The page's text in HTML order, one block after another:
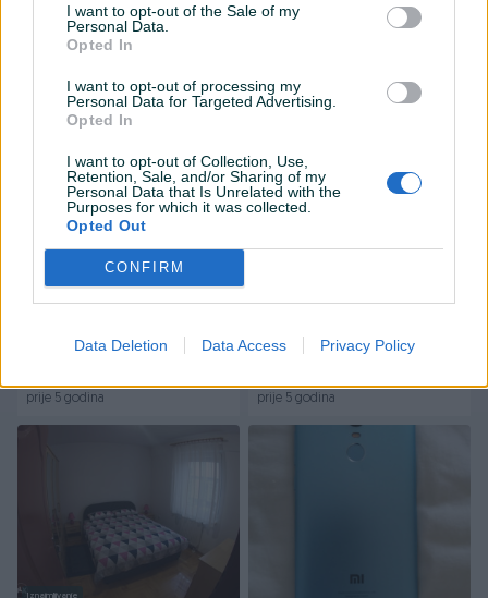
I want to opt-out of the Sale of my
Personal Data.
Opted In
I want to opt-out of processing my
Personal Data for Targeted Advertising.
Opted In
I want to opt-out of Collection, Use,
Retention, Sale, and/or Sharing of my
Personal Data that Is Unrelated with the
Purposes for which it was collected.
Opted Out
CONFIRM
Data Deletion Data Access Privacy Policy
120 KM
prije 5 godina prije 5 godina
Stan Banja Luka, zgrada u
Dvosoban (2)
prije 5 godina
Xiaomi Redmi Note 6 Pro
prije 5 godina
Iznajmljivanje